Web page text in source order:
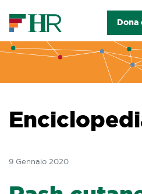
Navigazione
Dona
9 Gennaio 2020